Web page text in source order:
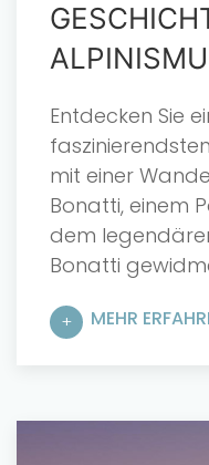
Entdecken Sie
mit einer
Bonatti, einem
dem
Bonatti
MEHR